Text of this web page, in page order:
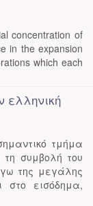
concentration of
in the expansion
which each
ελληνική
τμήμα
τη συμβολή του
της μεγάλης
στο εισόδημα,